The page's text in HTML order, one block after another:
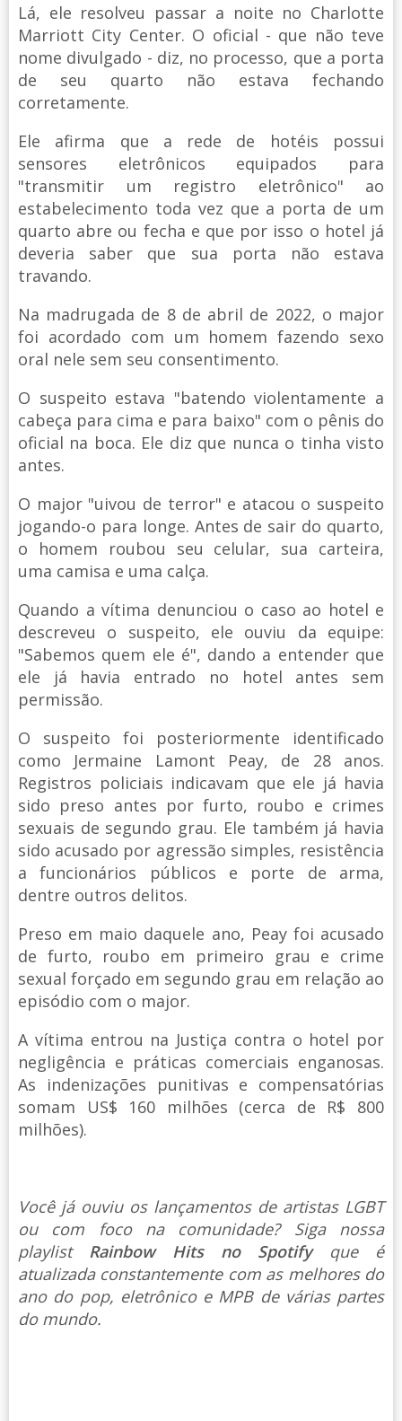
Lá, ele resolveu passar a noite no Charlotte
Marriott City Center. O oficial - que não teve
nome divulgado - diz, no processo, que a porta
de seu quarto não estava fechando
corretamente.
Ele afirma que a rede de hotéis possui
sensores eletrônicos equipados para
"transmitir um registro eletrônico" ao
estabelecimento toda vez que a porta de um
quarto abre ou fecha e que por isso o hotel já
deveria saber que sua porta não estava
travando.
Na madrugada de 8 de abril de 2022, o major
foi acordado com um homem fazendo sexo
oral nele sem seu consentimento.
O suspeito estava "batendo violentamente a
cabeça para cima e para baixo" com o pênis do
oficial na boca. Ele diz que nunca o tinha visto
antes.
O major "uivou de terror" e atacou o suspeito
jogando-o para longe. Antes de sair do quarto,
o homem roubou seu celular, sua carteira,
uma camisa e uma calça.
Quando a vítima denunciou o caso ao hotel e
descreveu o suspeito, ele ouviu da equipe:
"Sabemos quem ele é", dando a entender que
ele já havia entrado no hotel antes sem
permissão.
O suspeito foi posteriormente identificado
como Jermaine Lamont Peay, de 28 anos.
Registros policiais indicavam que ele já havia
sido preso antes por furto, roubo e crimes
sexuais de segundo grau. Ele também já havia
sido acusado por agressão simples, resistência
a funcionários públicos e porte de arma,
dentre outros delitos.
Preso em maio daquele ano, Peay foi acusado
de furto, roubo em primeiro grau e crime
sexual forçado em segundo grau em relação ao
episódio com o major.
A vítima entrou na Justiça contra o hotel por
negligência e práticas comerciais enganosas.
As indenizações punitivas e compensatórias
somam US$ 160 milhões (cerca de R$ 800
milhões).
Você já ouviu os lançamentos de artistas LGBT
ou com foco na comunidade? Siga nossa
playlist Rainbow Hits no Spotify que é
atualizada constantemente com as melhores do
ano do pop, eletrônico e MPB de várias partes
do mundo.